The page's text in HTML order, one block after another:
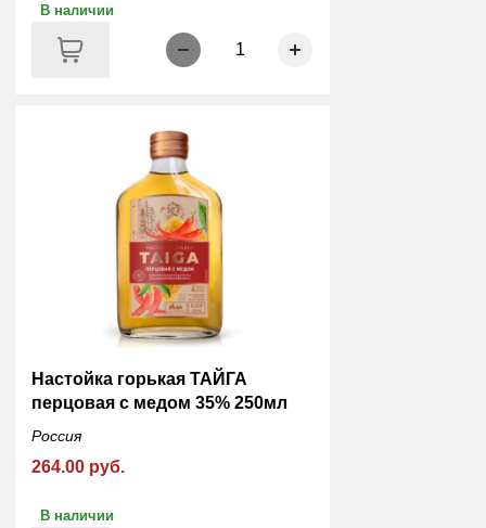
В наличии
1
Настойка горькая ТАЙГА
перцовая с медом 35% 250мл
Россия
264.00 руб.
В наличии